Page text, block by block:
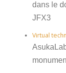
dans le
JFX3
Virtual